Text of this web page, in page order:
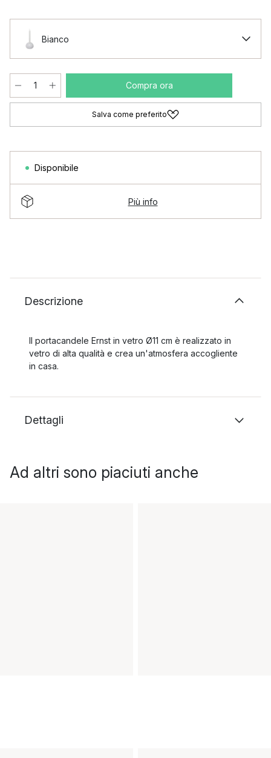
Bianco
Compra ora
Salva come preferito
Disponibile
Più info
Descrizione
Il portacandele Ernst in vetro Ø11 cm è realizzato in
vetro di alta qualità e crea un'atmosfera accogliente
in casa.
Dettagli
Ad altri sono piaciuti anche